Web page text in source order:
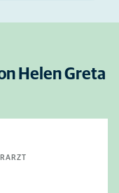
Helen Greta